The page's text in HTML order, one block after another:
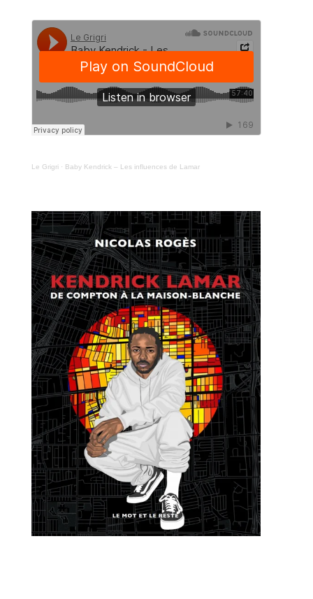
Le Grigri· Baby Kendrick – Les influences de Lamar